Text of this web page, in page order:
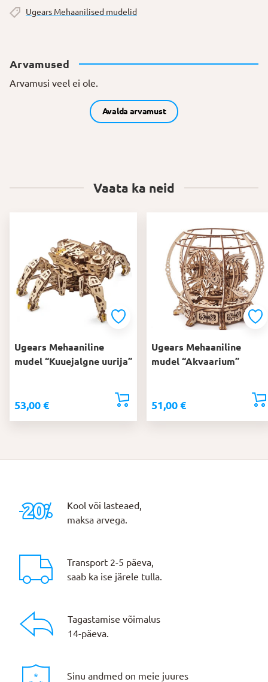
Ugears Mehaanilised mudelid
Arvamused
Arvamusi veel ei ole.
Avalda arvamust
Vaata ka neid
Ugears Mehaaniline
mudel “Kuuejalgne uurija”
53,00 €
Ugears Mehaaniline
mudel “Akvaarium”
51,00 €
Kool või lasteaed,
maksa arvega.
Transport 2-5 päeva,
saab ka ise järele tulla.
Tagastamise võimalus
14-päeva.
Sinu andmed on meie juures